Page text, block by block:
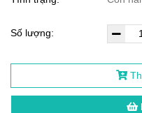
Số lượng: